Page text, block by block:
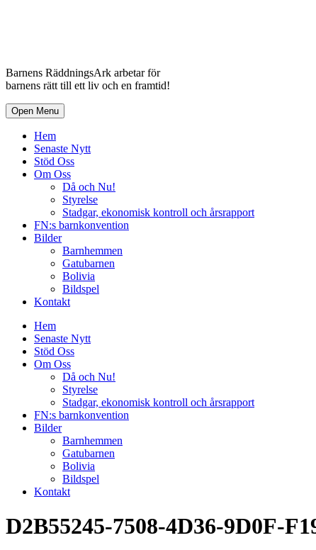
Barnens RäddningsArk arbetar för
barnens rätt till ett liv och en framtid!
Open Menu
Hem
Senaste Nytt
Stöd Oss
Om Oss
Då och Nu!
Styrelse
Stadgar, ekonomisk kontroll och årsrapport
FN:s barnkonvention
Bilder
Barnhemmen
Gatubarnen
Bolivia
Bildspel
Kontakt
Hem
Senaste Nytt
Stöd Oss
Om Oss
Då och Nu!
Styrelse
Stadgar, ekonomisk kontroll och årsrapport
FN:s barnkonvention
Bilder
Barnhemmen
Gatubarnen
Bolivia
Bildspel
Kontakt
D2B55245-7508-4D36-9D0F-